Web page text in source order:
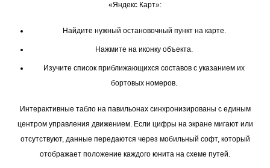
«Яндекс Карт»:
Найдите нужный остановочный пункт на карте.
Нажмите на иконку объекта.
Изучите список приближающихся составов с указанием их
бортовых номеров.
Интерактивные табло на павильонах синхронизированы с единым
центром управления движением. Если цифры на экране мигают или
отсутствуют, данные передаются через мобильный софт, который
отображает положение каждого юнита на схеме путей.